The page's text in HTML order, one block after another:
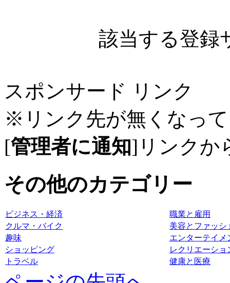
該当する登録
スポンサード リンク
※リンク先が無くなっ
[管理者に通知]リンクか
その他のカテゴリー
ビジネス・経済
職業と雇用
クルマ・バイク
美容とファッシ
趣味
エンターテイメ
ショッピング
レクリエーショ
トラベル
健康と医療